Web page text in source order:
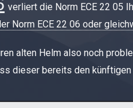
verliert die Norm ECE 22 05
Norm ECE 22 06 oder
alten Helm also noch
dieser bereits den